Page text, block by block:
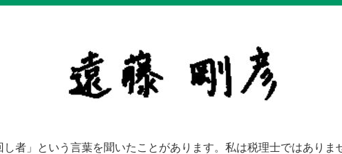
者」という言葉を聞いたことがあります。私は税理士ではありま